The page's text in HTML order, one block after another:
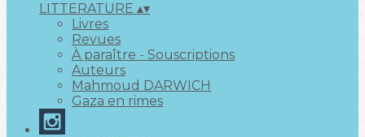
LITTERATURE ▴▾
Livres
Revues
À paraître - Souscriptions
Auteurs
Mahmoud DARWICH
Gaza en rimes